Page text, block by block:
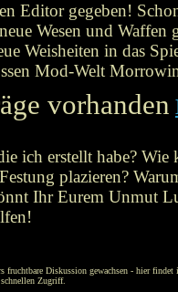
Editor gegeben!
Wesen und Waffen
Weisheiten in das
Mod-Welt
ich erstellt habe? Wie
plazieren?
Ihr Eurem Unmut
fruchtbare Diskussion gewachsen - hier
Zugriff.